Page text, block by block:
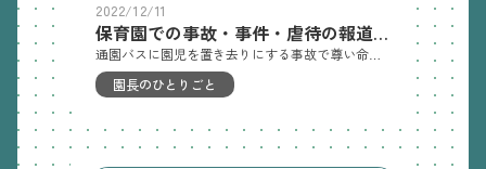
2022/12/11
保育園での事故・事件・虐待の報道を受けて
園長のひとりごと